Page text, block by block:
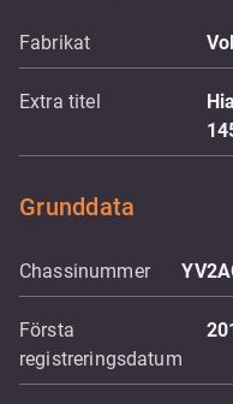
Fabrikat
Extra titel
Grunddata
Chassinummer
Första
registreringsdatum